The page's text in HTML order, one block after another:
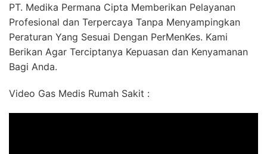
PT. Medika Permana Cipta Memberikan Pelayanan
Profesional dan Terpercaya Tanpa Menyampingkan
Peraturan Yang Sesuai Dengan PerMenKes. Kami
Berikan Agar Terciptanya Kepuasan dan Kenyamanan
Bagi Anda.
Video Gas Medis Rumah Sakit :